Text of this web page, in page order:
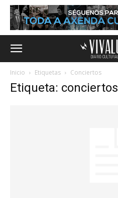
Inicio Etiquetas Conciertos
Etiqueta: conciertos